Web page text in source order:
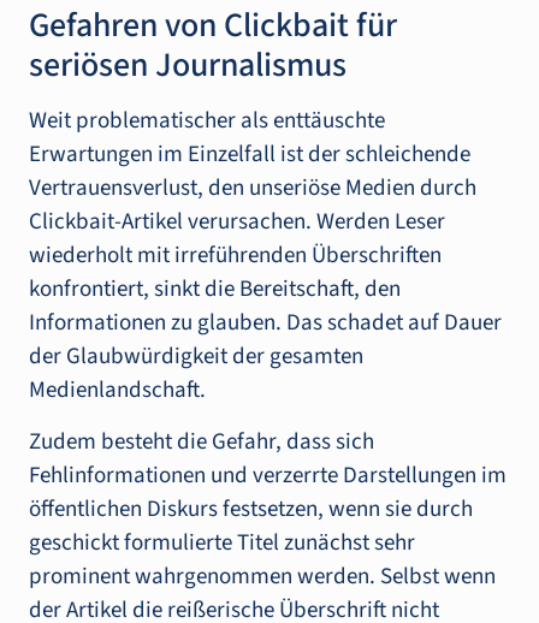
Gefahren von Clickbait für
seriösen Journalismus
Weit problematischer als enttäuschte
Erwartungen im Einzelfall ist der schleichende
Vertrauensverlust, den unseriöse Medien durch
Clickbait-Artikel verursachen. Werden Leser
wiederholt mit irreführenden Überschriften
konfrontiert, sinkt die Bereitschaft, den
Informationen zu glauben. Das schadet auf Dauer
der Glaubwürdigkeit der gesamten
Medienlandschaft.
Zudem besteht die Gefahr, dass sich
Fehlinformationen und verzerrte Darstellungen im
öffentlichen Diskurs festsetzen, wenn sie durch
geschickt formulierte Titel zunächst sehr
prominent wahrgenommen werden. Selbst wenn
der Artikel die reißerische Überschrift nicht